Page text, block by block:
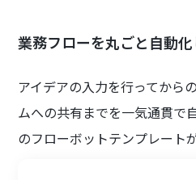
業務フローを丸ごと自動
アイデアの入力を行ってから
ムへの共有までを一気通貫で
のフローボットテンプレート